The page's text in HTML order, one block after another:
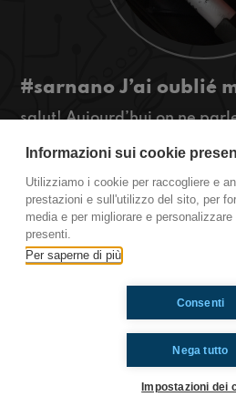
#sarnano J’ai oublié
salut! Aujourd’hui on ne
bien organisés et des
à l’école.
#ToiAussi
Ti è piaciuto? Condividilo!
Informazioni sui cookie
Utilizziamo i cookie per raccogliere e
prestazioni e sull'utilizzo del sito, per
media e per migliorare e
presenti.
Per saperne di più
Nega tutto
Consenti
Impostazioni dei